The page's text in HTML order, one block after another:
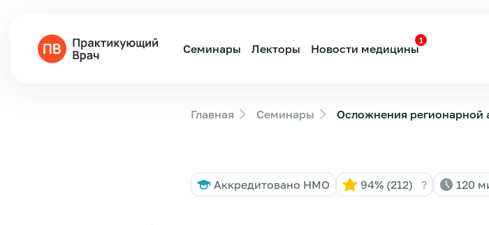
Семинары Лекторы Новости медицины
1
Главная Семинары Осложнения регионарной
Аккредитовано НМО 94% (212) ? 120